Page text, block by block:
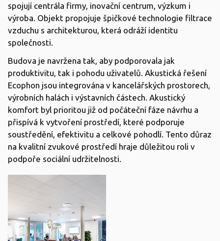
spojují centrála firmy, inovační centrum, výzkum i
výroba. Objekt propojuje špičkové technologie filtrace
vzduchu s architekturou, která odráží identitu
společnosti.
Budova je navržena tak, aby podporovala jak
produktivitu, tak i pohodu uživatelů. Akustická řešení
Ecophon jsou integrována v kancelářských prostorech,
výrobních halách i výstavních částech. Akustický
komfort byl prioritou již od počáteční fáze návrhu a
přispívá k vytvoření prostředí, které podporuje
soustředění, efektivitu a celkové pohodlí. Tento důraz
na kvalitní zvukové prostředí hraje důležitou roli v
podpoře sociální udržitelnosti.